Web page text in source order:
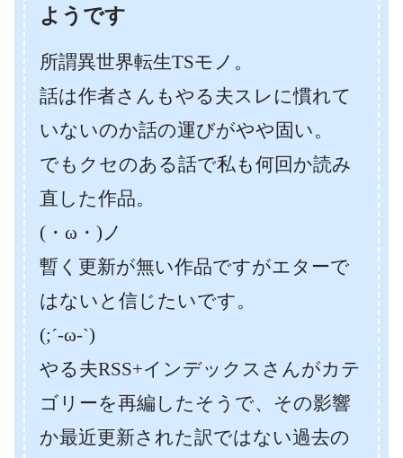
ようです
所謂異世界転生TSモノ。
話は作者さんもやる夫スレに慣れて
いないのか話の運びがやや固い。
でもクセのある話で私も何回か読み
直した作品。
(・ω・)ノ
暫く更新が無い作品ですがエターで
はないと信じたいです。
(;´-ω-`)
やる夫RSS+インデックスさんがカテ
ゴリーを再編したそうで、その影響
か最近更新された訳ではない過去の